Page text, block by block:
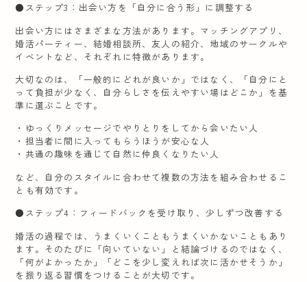
●ステップ3：出会い方を「自分に合う形」に調整する
出会い方にはさまざまな方法があります。マッチングアプリ、
婚活パーティー、結婚相談所、友人の紹介、地域のサークルや
イベントなど、それぞれに特徴があります。
大切なのは、「一般的にどれが良いか」ではなく、「自分にと
って負担が少なく、自分らしさを伝えやすい場はどこか」を基
準に選ぶことです。
・ゆっくりメッセージでやりとりをしてから会いたい人
・担当者に間に入ってもらうほうが安心な人
・共通の趣味を通じて自然に仲良くなりたい人
など、自分のスタイルに合わせて複数の方法を組み合わせるこ
とも有効です。
●ステップ4：フィードバックを受け取り、少しずつ改善する
婚活の過程では、うまくいくこともうまくいかないこともあり
ます。そのたびに「向いていない」と結論づけるのではなく、
「何がよかったか」「どこを少し変えれば次に活かせそうか」
を振り返る習慣をつけることが大切です。